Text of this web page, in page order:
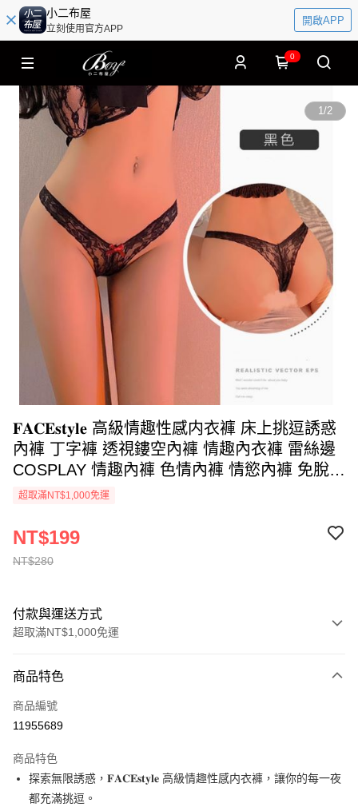
小二布屋
立刻使用官方APP
開啟APP
0
1/2
𝐅𝐀𝐂𝐄𝐬𝐭𝐲𝐥𝐞 高級情趣性感内衣褲 床上挑逗誘惑
內褲 丁字褲 透視鏤空內褲 情趣內衣褲 雷絲邊
COSPLAY 情趣內褲 色情內褲 情慾內褲 免脫內
褲 角色扮演 COSPLAY OL內褲 小三內褲 挑逗
超取滿NT$1,000免運
NT$280
NT$199
付款與運送方式
超取滿NT$1,000免運
信用卡一次付款
超商取貨付款
Apple Pay
街口支付
商品特色
商品編號
11955689
商品特色
探索無限誘惑，𝐅𝐀𝐂𝐄𝐬𝐭𝐲𝐥𝐞 高級情趣性感内衣褲，讓你的每一夜
都充滿挑逗。